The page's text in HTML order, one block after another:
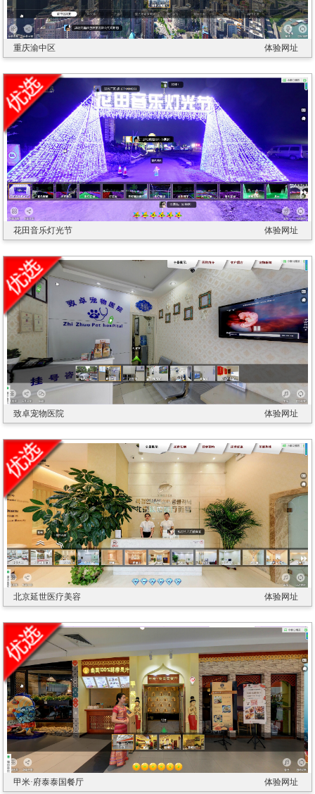
重庆渝中区 体验网址
花田音乐灯光节 体验网址
致卓宠物医院 体验网址
北京延世医疗美容 体验网址
甲米·府泰泰国餐厅 体验网址